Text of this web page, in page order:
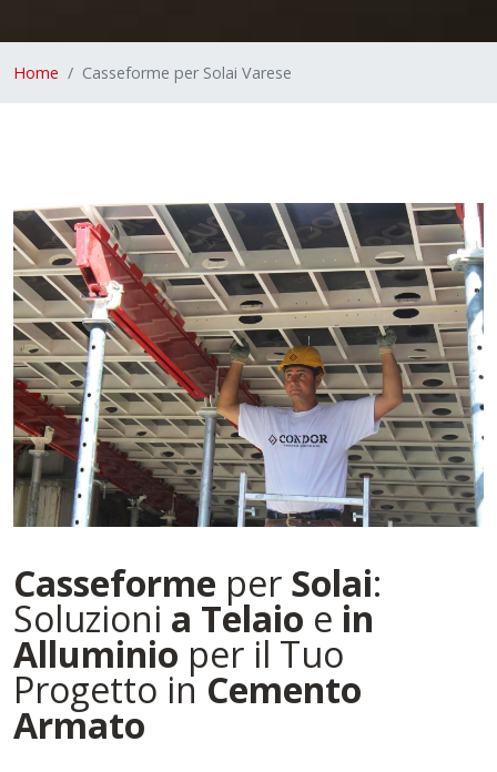
Home Casseforme per Solai Varese
Casseforme per Solai:
Soluzioni a Telaio e in
Alluminio per il Tuo
Progetto in Cemento
Armato